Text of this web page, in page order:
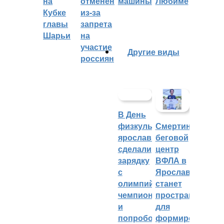
Кубке
главы
Шарьи
из-за
запрета
на
участие
россиян
Другие виды
В День
физкультурника
ярославцы
сделали
зарядку
с
олимпийским
чемпионом
и
попробовали
Смертин:
беговой
центр
ВФЛА в
Ярославле
станет
пространством
для
формирования